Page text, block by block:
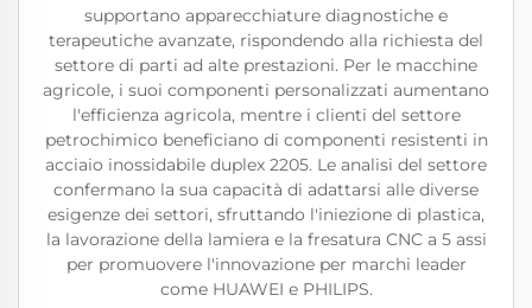
supportano apparecchiature diagnostiche e
terapeutiche avanzate, rispondendo alla richiesta del
settore di parti ad alte prestazioni. Per le macchine
agricole, i suoi componenti personalizzati aumentano
l'efficienza agricola, mentre i clienti del settore
petrochimico beneficiano di componenti resistenti in
acciaio inossidabile duplex 2205. Le analisi del settore
confermano la sua capacità di adattarsi alle diverse
esigenze dei settori, sfruttando l'iniezione di plastica,
la lavorazione della lamiera e la fresatura CNC a 5 assi
per promuovere l'innovazione per marchi leader
come HUAWEI e PHILIPS.